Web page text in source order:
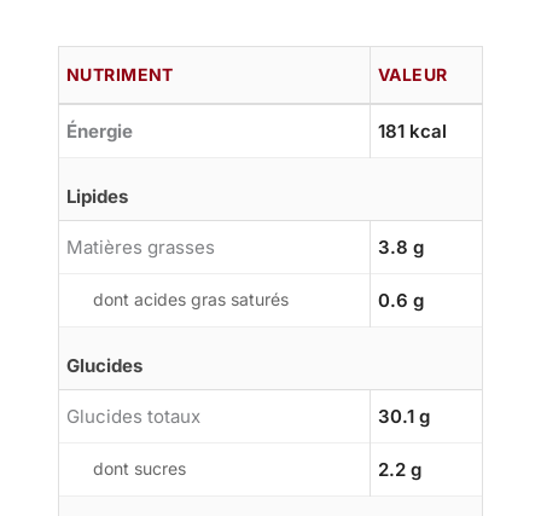
NUTRIMENT VALEUR
Énergie 181 kcal
Lipides
Matières grasses 3.8 g
dont acides gras saturés 0.6 g
Glucides
Glucides totaux 30.1 g
dont sucres 2.2 g